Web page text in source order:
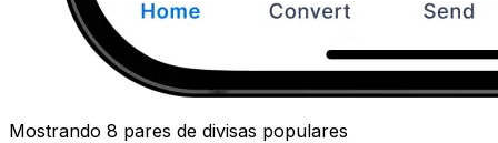
Mostrando 8 pares de divisas populares